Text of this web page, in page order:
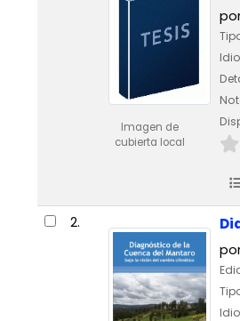
Imagen de
cubierta local
2.